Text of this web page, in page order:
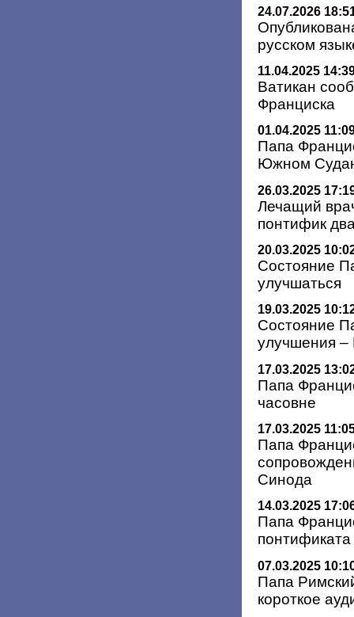
24.07.2026
русском
11.04.2025
Ватикан
Франциска
01.04.2025
Папа
Южном
26.03.2025
Лечащий
понтифик
20.03.2025
Состояние
улучшаться
19.03.2025
Состояние
улучшения –
17.03.2025
Папа
часовне
17.03.2025
Папа
Синода
14.03.2025
Папа
понтификата
07.03.2025
Папа
короткое